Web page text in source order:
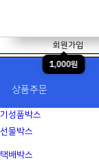
회원가입
1,000원
상품주문
기성품박스
선물박스
택배박스